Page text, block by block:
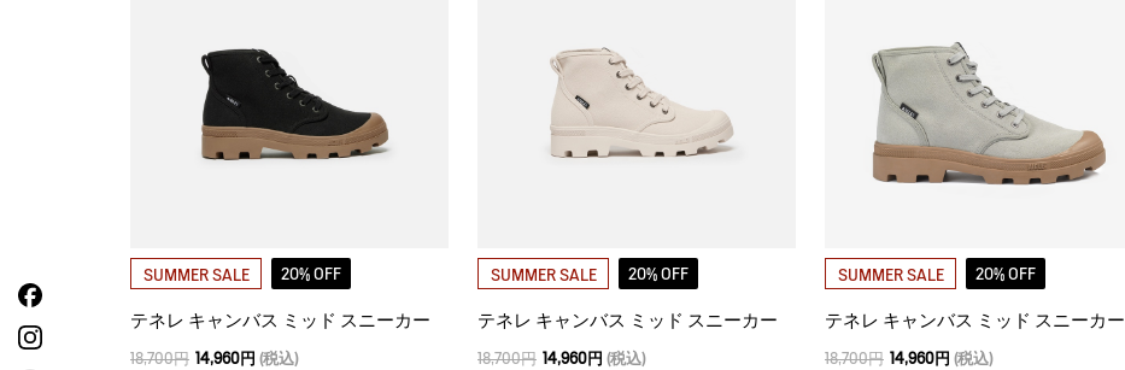
SUMMER SALE 20% OFF
テネレ キャンバス ミッド スニーカー
18,700円 14,960円 (税込)
SUMMER SALE 20% OFF
テネレ キャンバス ミッド スニーカー
18,700円 14,960円 (税込)
SUMMER SALE 20% OFF
テネレ キャンバス ミッド スニーカー
18,700円 14,960円 (税込)